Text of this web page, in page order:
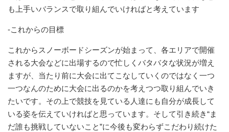
も上手いバランスで取り組んでいければと考えています
-これからの目標
これからスノーボードシーズンが始まって、各エリアで開催
される大会などに出場するので忙しくバタバタな状況が増え
ますが、当たり前に大会に出てこなしていくのではなく一つ
一つなんのために大会に出るのかを考えつつ取り組んでいき
たいです。その上で競技を見ている人達にも自分が成長して
いる姿を伝えていければと思っています。そして引き続き“ま
だ誰も挑戦していないこと”に今後も変わらずこだわり続けた